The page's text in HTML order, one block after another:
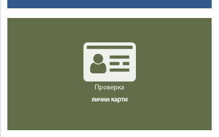
Проверка
лични карти